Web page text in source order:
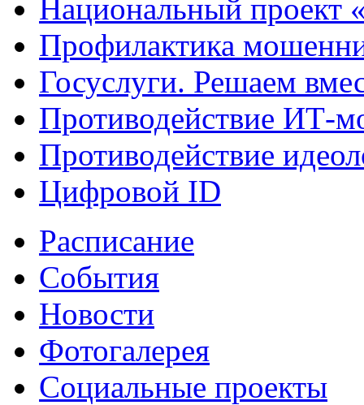
Национальный проект
Профилактика
Госуслуги. Решаем
Противодействие ИТ-
Противодействие
Цифровой ID
Расписание
События
Новости
Фотогалерея
Социальные проекты